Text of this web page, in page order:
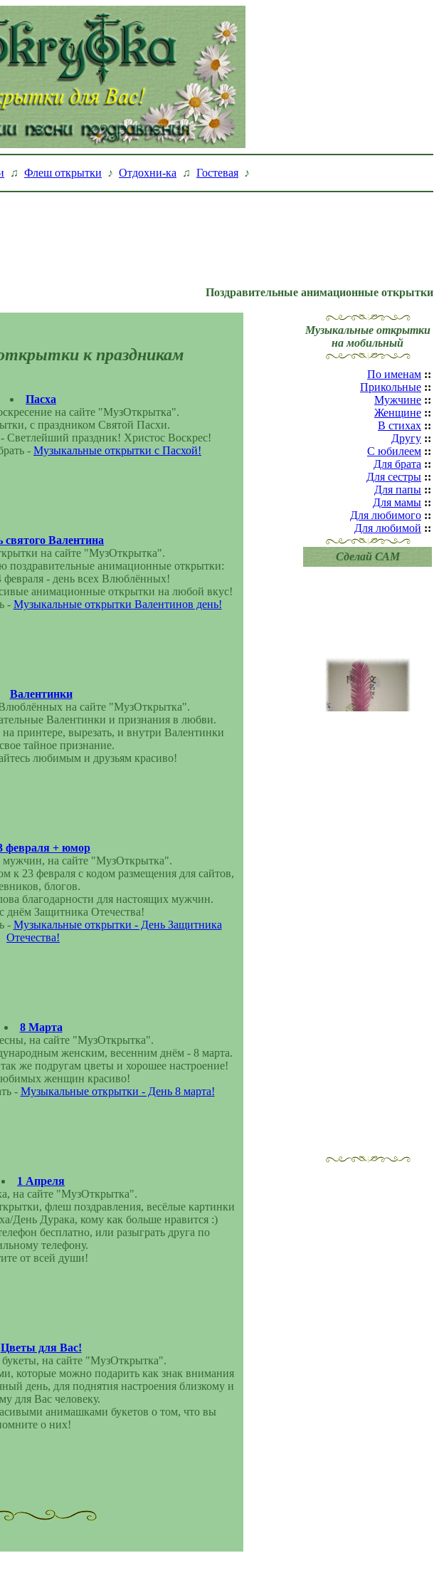
♫ Флеш открытки ♪ Отдохни-ка ♫ Гостевая ♪
Поздравительные анимационные открытки!
Музыкальные открытки
на мобильный
По именам ::
Прикольные ::
Мужчине ::
Женщине ::
В стихах ::
Другу ::
С юбилеем ::
Для брата ::
Для сестры ::
Для папы ::
Для мамы ::
Для любимого ::
Для любимой ::
Сделай САМ
к праздникам
Пасха
на сайте "МузОткрытка".
с праздником Святой Пасхи.
- Светлейший праздник! Христос Воскрес!
- Музыкальные открытки с Пасхой!
святого Валентина
на сайте "МузОткрытка".
поздравительные анимационные открытки:
февраля - день всех Влюблённых!
анимационные открытки на любой вкус!
- Музыкальные открытки Валентинов день!
Валентинки
на сайте "МузОткрытка".
Валентинки и признания в любви.
принтере, вырезать, и внутри Валентинки
тайное признание.
любимым и друзьям красиво!
февраля + юмор
на сайте "МузОткрытка".
23 февраля с кодом размещения для сайтов,
блогов.
благодарности для настоящих мужчин.
днём Защитника Отечества!
- Музыкальные открытки - День Защитника
Отечества!
8 Марта
на сайте "МузОткрытка".
женским, весенним днём - 8 марта.
же подругам цветы и хорошее настроение!
женщин красиво!
- Музыкальные открытки - День 8 марта!
1 Апреля
на сайте "МузОткрытка".
флеш поздравления, весёлые картинки
День Дурака, кому как больше нравится :)
бесплатно, или разыграть друга по
телефону.
от всей души!
Цветы для Вас!
на сайте "МузОткрытка".
которые можно подарить как знак внимания
день, для поднятия настроения близкому и
для Вас человеку.
анимашками букетов о том, что вы
о них!